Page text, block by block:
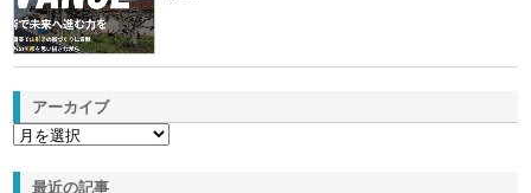
アーカイブ
最近の記事